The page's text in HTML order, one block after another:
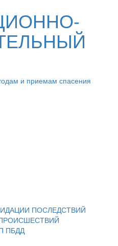
и приемам спасения
ПОСЛЕДСТВИЙ
ПБДД